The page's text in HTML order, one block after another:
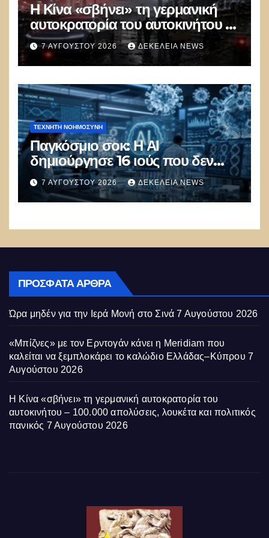
Η Κίνα «σβήνει» τη γερμανική
αυτοκρατορία του αυτοκινήτου –
100.000 απολύσεις, λουκέτα και
πολιτικός πανικός
7 ΑΥΓΟΎΣΤΟΥ 2026 ΔΕΚΈΛΕΙΑ NEWS
ΤΕΧΝΗΤΉ ΝΟΗΜΟΣΎΝΗ
Παγκόσμιο σοκ: Η ΑΙ
δημιούργησε 16 ιούς που δεν
υπάρχουν στη φύση –
Συναγερμός: Ο εφιάλτης μόλις
άρχισε
7 ΑΥΓΟΎΣΤΟΥ 2026 ΔΕΚΈΛΕΙΑ NEWS
ΠΡΌΣΦΑΤΑ ΆΡΘΡΑ
Ώρα μηδέν για την Ιερά Μονή στο Σινά 7 Αυγούστου 2026
«Μπίζνες» με τον Ερντογάν κάνει η Meridiam που
καλείται να ξεμπλοκάρει το καλώδιο Ελλάδας–Κύπρου 7
Αυγούστου 2026
Η Κίνα «σβήνει» τη γερμανική αυτοκρατορία του
αυτοκινήτου – 100.000 απολύσεις, λουκέτα και πολιτικός
πανικός 7 Αυγούστου 2026